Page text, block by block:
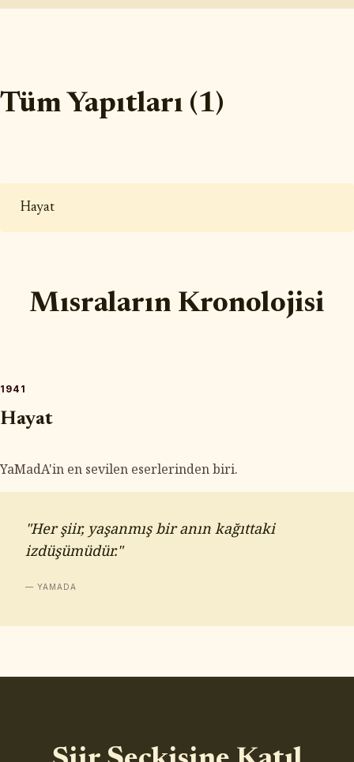
Tüm Yapıtları (1)
Hayat
Mısraların Kronolojisi
1941
Hayat
YaMadA'in en sevilen eserlerinden biri.
"Her şiir, yaşanmış bir anın kağıttaki
izdüşümüdür."
— YAMADA